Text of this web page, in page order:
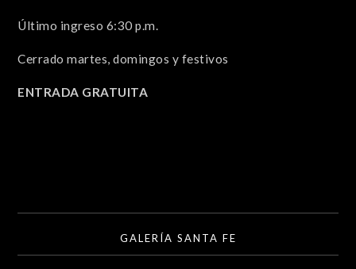
Último ingreso 6:30 p.m.
Cerrado martes, domingos y festivos
ENTRADA GRATUITA
GALERÍA SANTA FE